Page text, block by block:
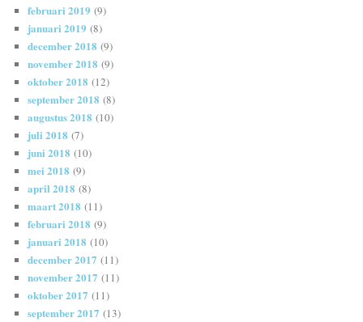
februari 2019 (9)
januari 2019 (8)
december 2018 (9)
november 2018 (9)
oktober 2018 (12)
september 2018 (8)
augustus 2018 (10)
juli 2018 (7)
juni 2018 (10)
mei 2018 (9)
april 2018 (8)
maart 2018 (11)
februari 2018 (9)
januari 2018 (10)
december 2017 (11)
november 2017 (11)
oktober 2017 (11)
september 2017 (13)